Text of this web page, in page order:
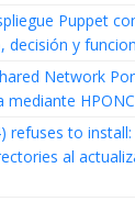
Puppet
decisión y
Network
refuses to
al